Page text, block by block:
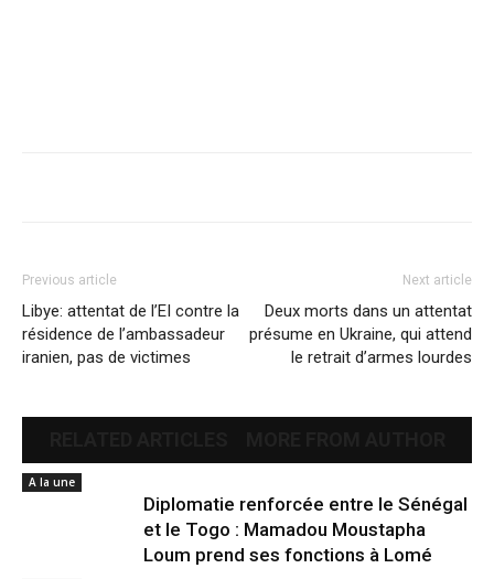
Previous article
Libye: attentat de l’EI contre la
résidence de l’ambassadeur
iranien, pas de victimes
Next article
Deux morts dans un attentat
présume en Ukraine, qui attend
le retrait d’armes lourdes
A la une
Diplomatie renforcée entre le Sénégal
et le Togo : Mamadou Moustapha
Loum prend ses fonctions à Lomé